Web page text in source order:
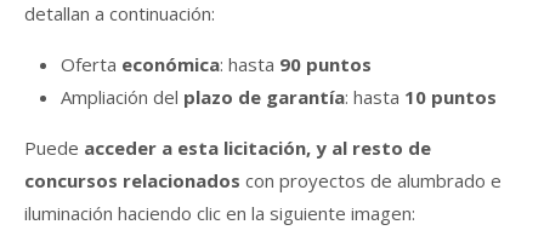
detallan a continuación:
Oferta económica: hasta 90 puntos
Ampliación del plazo de garantía: hasta 10 puntos
Puede acceder a esta licitación, y al resto de
concursos relacionados con proyectos de alumbrado e
iluminación haciendo clic en la siguiente imagen: